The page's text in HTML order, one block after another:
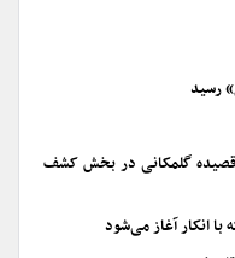
رسید
قصیده گلمکانی در بخش کشف
انکار آغاز می‌شود